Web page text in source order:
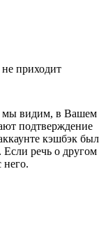
приходит
мы видим, в Вашем
подтверждение
кэшбэк был
речь о другом
него.